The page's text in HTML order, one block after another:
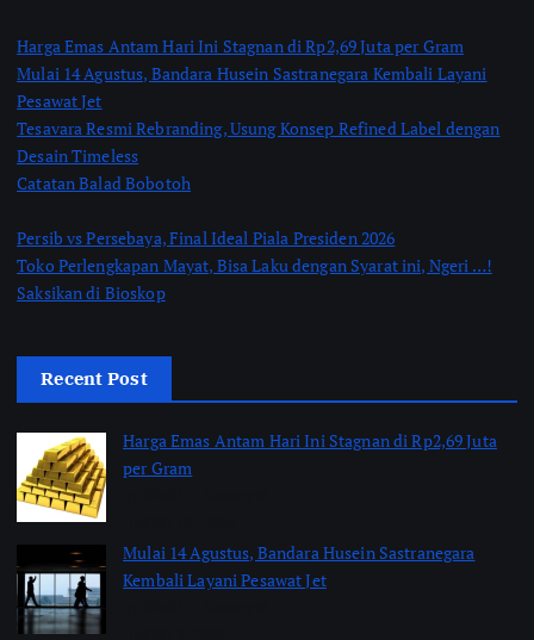
Harga Emas Antam Hari Ini Stagnan di Rp2,69 Juta per Gram
Mulai 14 Agustus, Bandara Husein Sastranegara Kembali Layani
Pesawat Jet
Tesavara Resmi Rebranding, Usung Konsep Refined Label dengan
Desain Timeless
Catatan Balad Bobotoh
Persib vs Persebaya, Final Ideal Piala Presiden 2026
Toko Perlengkapan Mayat, Bisa Laku dengan Syarat ini, Ngeri …!
Saksikan di Bioskop
Recent Post
Harga Emas Antam Hari Ini Stagnan di Rp2,69 Juta
per Gram
Mulai 14 Agustus, Bandara Husein Sastranegara
Kembali Layani Pesawat Jet